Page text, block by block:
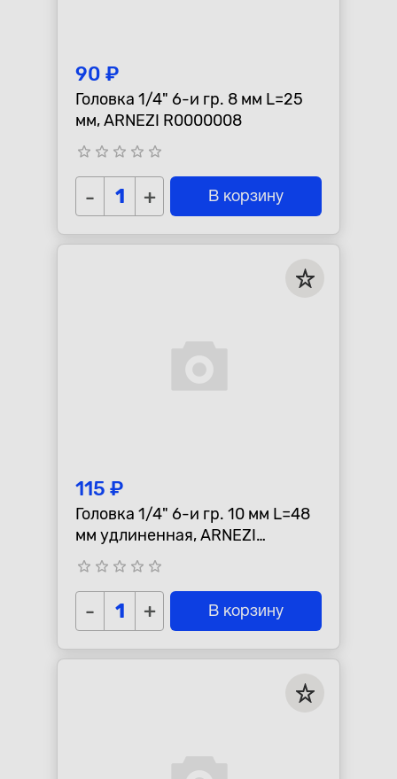
90 ₽
Головка 1/4" 6-и гр. 8 мм L=25
мм, ARNEZI R0000008
star_border star_border star_border star_border star_border
- + В корзину
115 ₽
Головка 1/4" 6-и гр. 10 мм L=48
мм удлиненная, ARNEZI
R0000110
star_border star_border star_border star_border star_border
- + В корзину